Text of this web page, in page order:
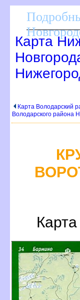
Карта
Карта Володарский
олодарского района